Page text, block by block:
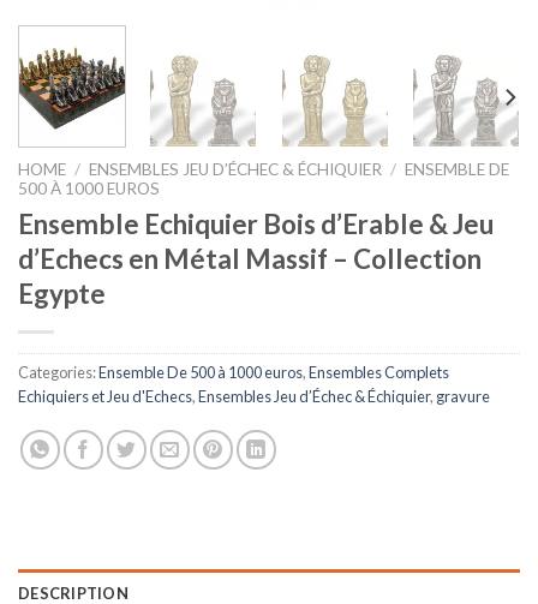
HOME / ENSEMBLES JEU D’ÉCHEC & ÉCHIQUIER / ENSEMBLE DE
500 À 1000 EUROS
Ensemble Echiquier Bois d’Erable & Jeu
d’Echecs en Métal Massif – Collection
Egypte
Categories:Ensemble De 500 à 1000 euros,Ensembles Complets
Echiquiers et Jeu d'Echecs,Ensembles Jeu d’Échec & Échiquier, gravure
DESCRIPTION